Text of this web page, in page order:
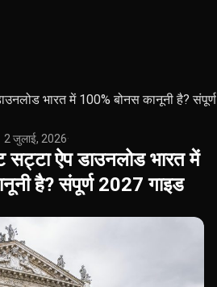
भारत में 100% बोनस कानूनी है? संपूर्ण
2 जुलाई, 2026·
सट्टा ऐप डाउनलोड भारत में
है? संपूर्ण 2027 गाइड